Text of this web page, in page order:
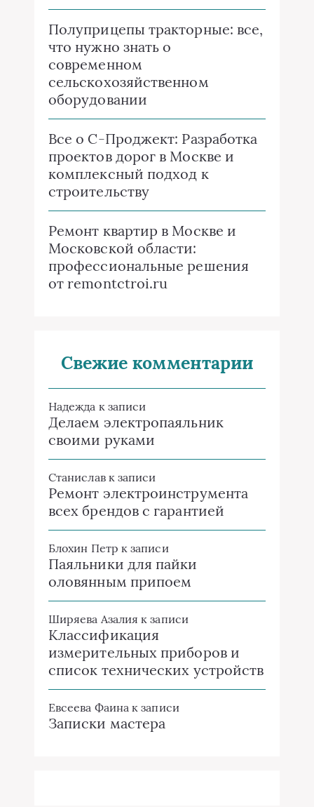
Полуприцепы тракторные: все,
что нужно знать о
современном
сельскохозяйственном
оборудовании
Все о C-Проджект: Разработка
проектов дорог в Москве и
комплексный подход к
строительству
Ремонт квартир в Москве и
Московской области:
профессиональные решения
от remontctroi.ru
Свежие комментарии
Надежда к записи
Делаем электропаяльник
своими руками
Станиславк записи
Ремонт электроинструмента
всех брендов с гарантией
Блохин Петр к записи
Паяльники для пайки
оловянным припоем
Ширяева Азалия к записи
Классификация
измерительных приборов и
список технических устройств
Евсеева Фаина к записи
Записки мастера